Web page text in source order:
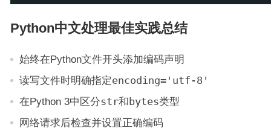
Python中文处理最佳实践总结
始终在Python文件开头添加编码声明
读写文件时明确指定encoding='utf-8'
在Python 3中区分str和 bytes类型
网络请求后检查并设置正确编码